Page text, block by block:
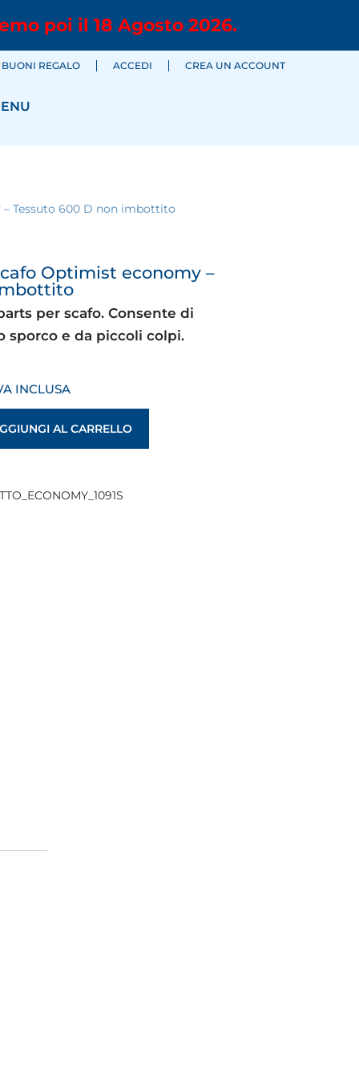
poi il 18 Agosto 2026.
BUONI REGALO ACCEDI CREA UN ACCOUNT
Tessuto 600 D non imbottito
Optimist economy –
per scafo. Consente di
sporco e da piccoli colpi.
INCLUSA
AL CARRELLO